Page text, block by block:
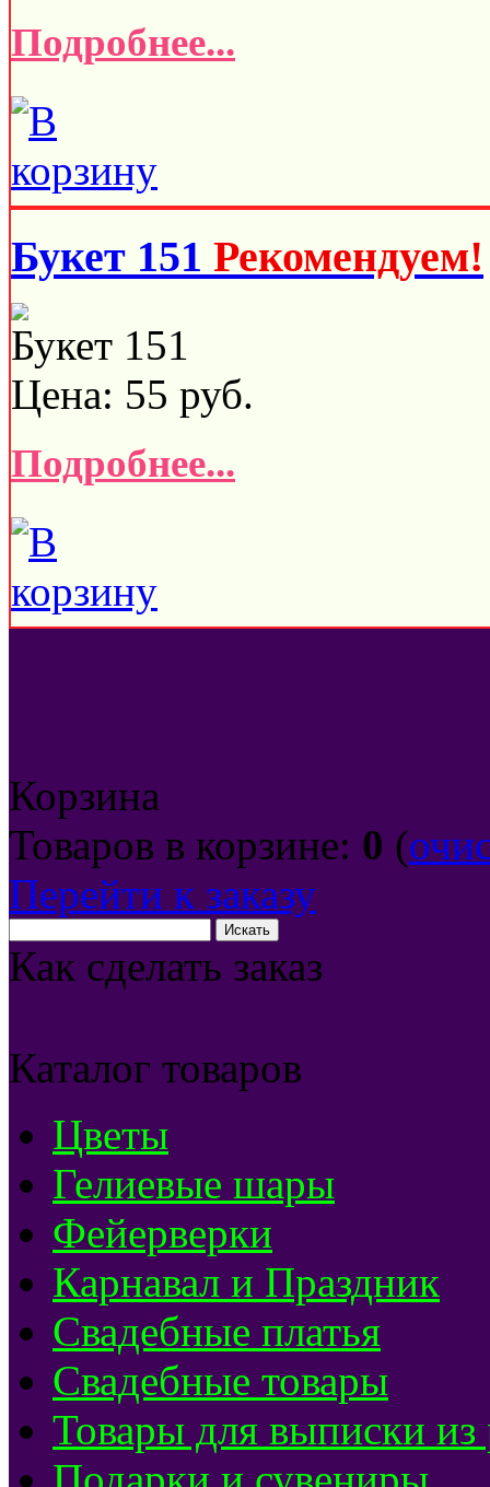
Подробнее...
Букет 151 Рекомендуем!
Букет 151
Цена: 55 руб.
Подробнее...
Корзина
Товаров в корзине: 0 (
Перейти к заказу
Как сделать заказ
Каталог товаров
Цветы
Гелиевые шары
Фейерверки
Карнавал и Праздник
Свадебные платья
Свадебные товары
Товары для выписки из